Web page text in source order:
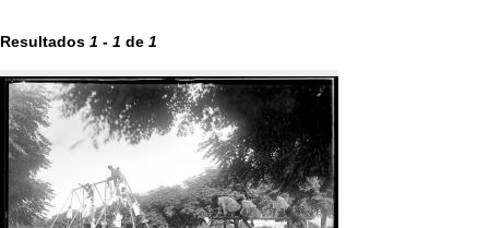
Resultados 1 - 1 de 1